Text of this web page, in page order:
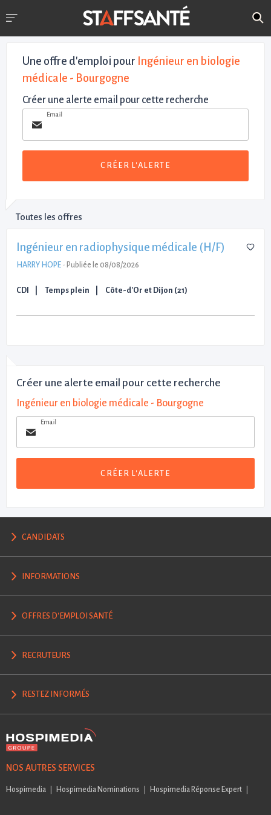
Une offre d'emploi pour Ingénieur en biologie
médicale - Bourgogne
Créer une alerte email pour cette recherche
Email
CRÉER L'ALERTE
Toutes les offres
Ingénieur en radiophysique médicale (H/F)
HARRY HOPE - Publiée le 08/08/2026
CDI Temps plein Côte-d'Or et Dijon (21)
Créer une alerte email pour cette recherche
Ingénieur en biologie médicale - Bourgogne
Email
CRÉER L'ALERTE
CANDIDATS
INFORMATIONS
OFFRES D'EMPLOI SANTÉ
RECRUTEURS
RESTEZ INFORMÉS
NOS AUTRES SERVICES
Hospimedia Hospimedia Nominations Hospimedia Réponse Expert